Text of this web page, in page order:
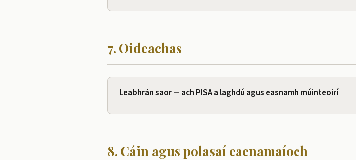
7. Oideachas
Leabhrán saor — ach PISA a laghdú agus easnamh múinteoirí
8. Cáin agus polasaí eacnamaíoch